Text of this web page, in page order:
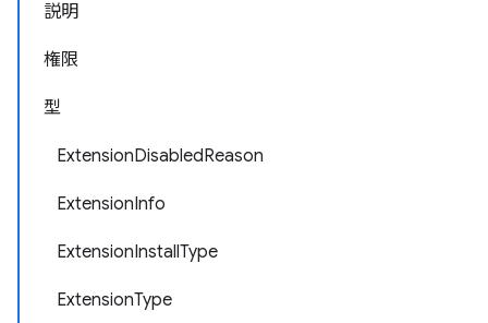
説明
権限
型
ExtensionDisabledReason
ExtensionInfo
ExtensionInstallType
ExtensionType